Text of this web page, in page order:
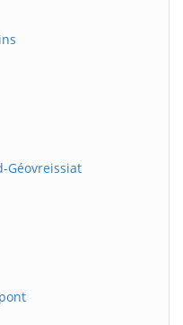
Géovreissiat